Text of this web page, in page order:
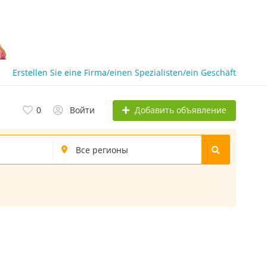
Erstellen Sie eine Firma/einen Spezialisten/ein Geschäft
0 Войти Добавить объявление